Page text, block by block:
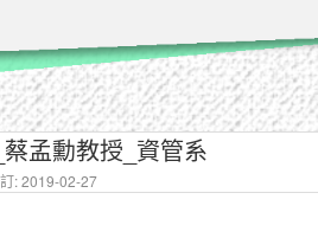
孟勳教授_資管系
: 2019-02-27